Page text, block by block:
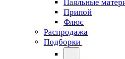
Паяльные
Припой
Флюс
Распродажа
Подборки